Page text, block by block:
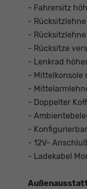
- Fahrersitz
-
-
- Rücksitze
- Lenkrad
- Mittelkonsole
-
- Doppelter
-
-
- 12V-
- Ladekabel